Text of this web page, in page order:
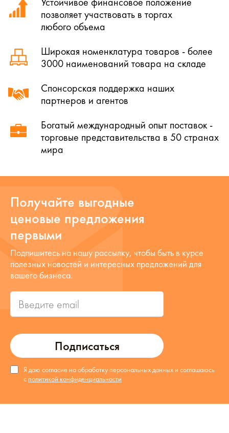
позволяет участвовать в торгах
любого объема
Широкая номенклатура товаров - более
3000 наименований товара на складе
Спонсорская поддержка наших
партнеров и агентов
Богатый международный опыт поставок -
торговые представительства в 50 странах
мира
Получайте выгодные
ценовые предложения
первыми
Подписаться
Я даю согласие на обработку персональных данных и соглашаюсь
с политикой конфиденциальности
Подпишитесь на нашу рассылку, чтобы быть в курсе
полезных новостей и интересных предложений для
вашего бизнеса.